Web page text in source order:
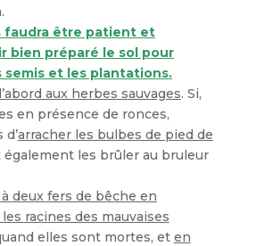
faudra être patient et
bien préparé le sol pour
semis et les plantations.
aux herbes sauvages. Si,
en présence de ronces,
arracher les bulbes de pied de
également les brûler au bruleur
deux fers de bêche en
racines des mauvaises
elles sont mortes, et en